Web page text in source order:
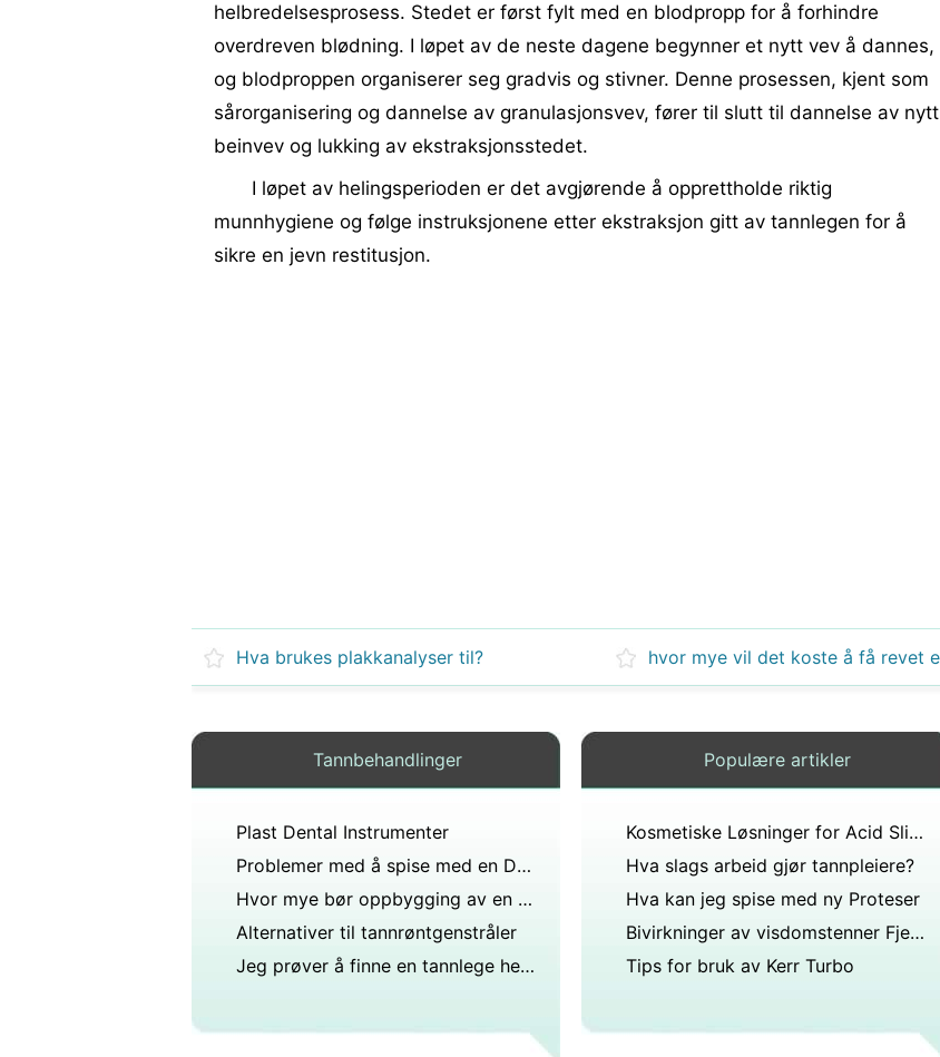
helbredelsesprosess. Stedet er først fylt med en blodpropp for å forhindre
overdreven blødning. I løpet av de neste dagene begynner et nytt vev å dannes,
og blodproppen organiserer seg gradvis og stivner. Denne prosessen, kjent som
sårorganisering og dannelse av granulasjonsvev, fører til slutt til dannelse av nytt
beinvev og lukking av ekstraksjonsstedet.
I løpet av helingsperioden er det avgjørende å opprettholde riktig
munnhygiene og følge instruksjonene etter ekstraksjon gitt av tannlegen for å
sikre en jevn restitusjon.
Hva brukes plakkanalyser til?
Tannbehandlinger
Plast Dental Instrumenter
Problemer med å spise med en Dental Flipper
Hvor mye bør oppbygging av en tannkrone koste?
Alternativer til tannrøntgenstråler
Jeg prøver å finne en tannlege her som vil la meg ordne med betaling, ha dårlig kreditt og ha råd til å betale direkte. Vennligst hjelp en som har desperat behov for tannlegearbeid. ?
Populære artikler
Kosmetiske Løsninger for Acid Slitasje på Teeth
Hva slags arbeid gjør tannpleiere?
Hva kan jeg spise med ny Proteser
Bivirkninger av visdomstenner Fjerning
Tips for bruk av Kerr Turbo